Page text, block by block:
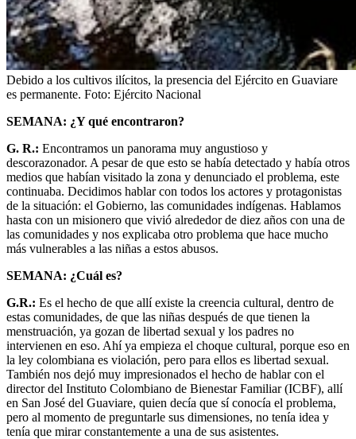
Debido a los cultivos ilícitos, la presencia del Ejército en Guaviare
es permanente. Foto: Ejército Nacional
SEMANA: ¿Y qué encontraron?
G. R.: Encontramos un panorama muy angustioso y
descorazonador. A pesar de que esto se había detectado y había otros
medios que habían visitado la zona y denunciado el problema, este
continuaba. Decidimos hablar con todos los actores y protagonistas
de la situación: el Gobierno, las comunidades indígenas. Hablamos
hasta con un misionero que vivió alrededor de diez años con una de
las comunidades y nos explicaba otro problema que hace mucho
más vulnerables a las niñas a estos abusos.
SEMANA: ¿Cuál es?
G.R.: Es el hecho de que allí existe la creencia cultural, dentro de
estas comunidades, de que las niñas después de que tienen la
menstruación, ya gozan de libertad sexual y los padres no
intervienen en eso. Ahí ya empieza el choque cultural, porque eso en
la ley colombiana es violación, pero para ellos es libertad sexual.
También nos dejó muy impresionados el hecho de hablar con el
director del Instituto Colombiano de Bienestar Familiar (ICBF), allí
en San José del Guaviare, quien decía que sí conocía el problema,
pero al momento de preguntarle sus dimensiones, no tenía idea y
tenía que mirar constantemente a una de sus asistentes.